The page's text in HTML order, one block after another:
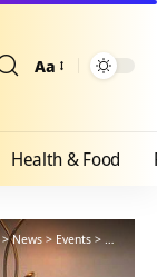
Aa
Health & Food
>News>Events > Sukadev